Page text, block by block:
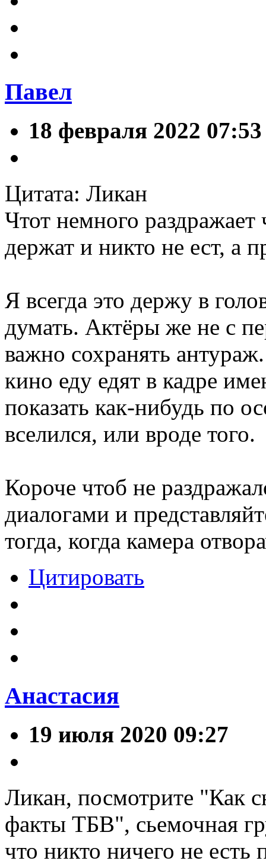
Павел
18 февраля 2022 07:53
Цитата: Ликан
Чтот немного
держат и никто не ест, а
Я всегда это держу в
думать. Актёры же не с
важно сохранять
кино еду едят в кадре
показать как-нибудь по
вселился, или вроде того.
Короче чтоб не
диалогами и
тогда, когда камера
Цитировать
Анастасия
19 июля 2020 09:27
Ликан, посмотрите "Как
факты ТБВ", сьемочная
что никто ничего не есть